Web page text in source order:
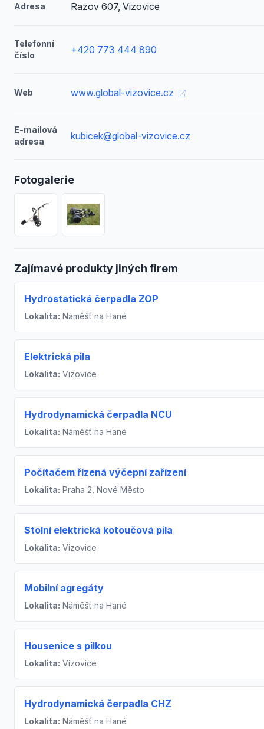
Adresa Razov 607, Vizovice
Telefonní
číslo
+420 773 444 890
Web www.global-vizovice.cz
E-mailová
adresa
kubicek@global-vizovice.cz
Fotogalerie
Zajímavé produkty jiných firem
Hydrostatická čerpadla ZOP
Lokalita: Náměšť na Hané
Elektrická pila
Lokalita: Vizovice
Hydrodynamická čerpadla NCU
Lokalita: Náměšť na Hané
Počítačem řízená výčepní zařízení
Lokalita: Praha 2, Nové Město
Stolní elektrická kotoučová pila
Lokalita: Vizovice
Mobilní agregáty
Lokalita: Náměšť na Hané
Housenice s pilkou
Lokalita: Vizovice
Hydrodynamická čerpadla CHZ
Lokalita: Náměšť na Hané